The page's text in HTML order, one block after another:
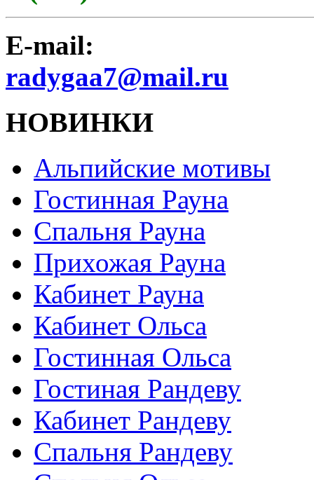
E-mail:
radygaa7@mail.ru
НОВИНКИ
Альпийские мотивы
Гостинная Рауна
Спальня Рауна
Прихожая Рауна
Кабинет Рауна
Кабинет Ольса
Гостинная Ольса
Гостиная Рандеву
Кабинет Рандеву
Спальня Рандеву